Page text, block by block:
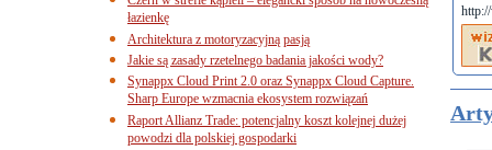
łazienkę
Architektura z motoryzacyjną pasją
Jakie są zasady rzetelnego badania jakości wody?
Synappx Cloud Print 2.0 oraz Synappx Cloud Capture.
Sharp Europe wzmacnia ekosystem rozwiązań
Raport Allianz Trade: potencjalny koszt kolejnej dużej
powodzi dla polskiej gospodarki